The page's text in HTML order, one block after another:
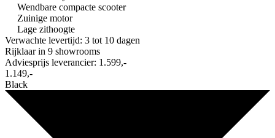
Wendbare compacte scooter
Zuinige motor
Lage zithoogte
Verwachte levertijd: 3 tot 10 dagen
Rijklaar in 9 showrooms
Adviesprijs leverancier: 1.599,-
1.149,-
Black